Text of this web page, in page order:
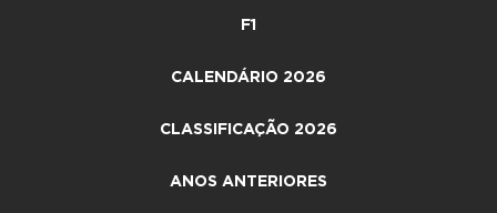
F1
CALENDÁRIO 2026
CLASSIFICAÇÃO 2026
ANOS ANTERIORES